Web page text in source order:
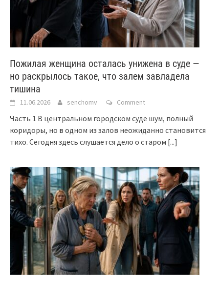
Пожилая женщина осталась унижена в суде —
но раскрылось такое, что залем завладела
тишина
11.06.2026 senchomv Comment
Часть 1 В центральном городском суде шум, полный
коридоры, но в одном из залов неожиданно становится
тихо. Сегодня здесь слушается дело о старом [...]